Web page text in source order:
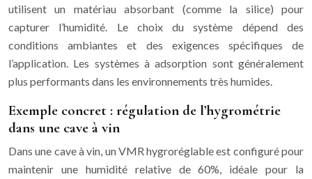
utilisent un matériau absorbant (comme la silice) pour
capturer l’humidité. Le choix du système dépend des
conditions ambiantes et des exigences spécifiques de
l’application. Les systèmes à adsorption sont généralement
plus performants dans les environnements très humides.
Exemple concret : régulation de l’hygrométrie
dans une cave à vin
Dans une cave à vin, un VMR hygroréglable est configuré pour
maintenir une humidité relative de 60%, idéale pour la